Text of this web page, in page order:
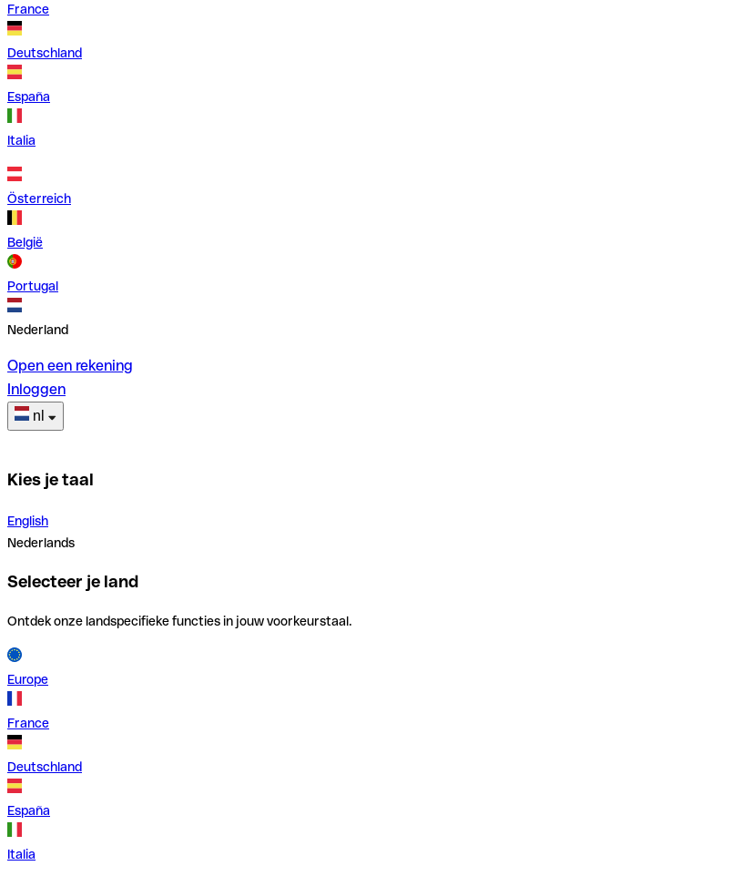
France
Deutschland
España
Italia
Österreich
België
Portugal
Nederland
Open een rekening
Inloggen
nl
Kies je taal
English
Nederlands
Selecteer je land
Ontdek onze landspecifieke functies in jouw voorkeurstaal.
Europe
France
Deutschland
España
Italia